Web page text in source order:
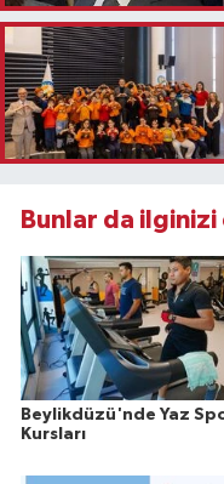
Bunlar da
Beylikdüzü'nde Yaz
Kursları